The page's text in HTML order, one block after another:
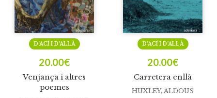
Venjança i altres
poemes
D’ACÍ I D’ALLÀ
20.00€
Carretera enllà
D’ACÍ I D’ALLÀ
20.00€
HUXLEY, ALDOUS